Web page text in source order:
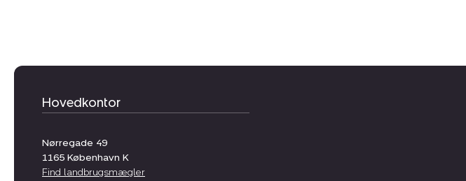
Hovedkontor
Nørregade 49
1165 København K
Find landbrugsmægler